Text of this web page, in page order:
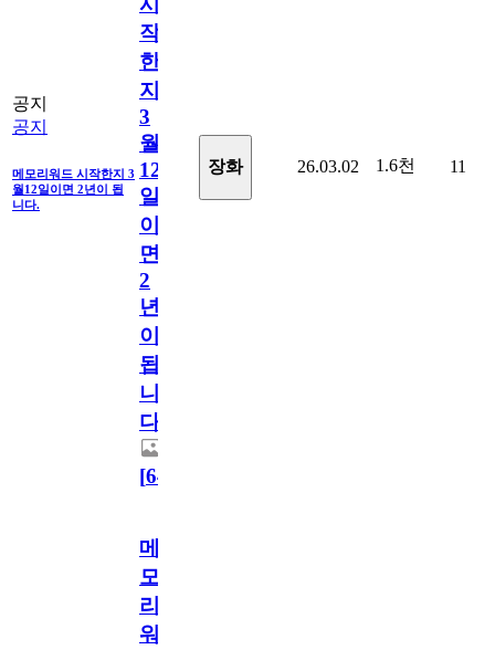
공지
공지
메모리워드 시작한지 3
월12일이면 2년이 됩
니다.
작
한
지
3
월
12
일
이
면
2
년
이
됩
니
다.
[64
장화 26.03.02 1.6천 11
메
모
리
워